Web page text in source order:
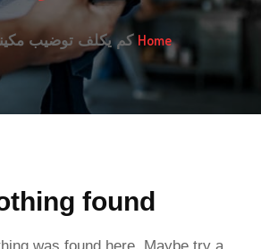
Home كم يكلف توضيب
found!